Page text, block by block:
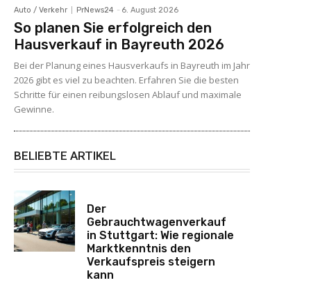
Auto / Verkehr PrNews24 - 6. August 2026
So planen Sie erfolgreich den
Hausverkauf in Bayreuth 2026
Bei der Planung eines Hausverkaufs in Bayreuth im Jahr
2026 gibt es viel zu beachten. Erfahren Sie die besten
Schritte für einen reibungslosen Ablauf und maximale
Gewinne.
BELIEBTE ARTIKEL
Der
Gebrauchtwagenverkauf
in Stuttgart: Wie regionale
Marktkenntnis den
Verkaufspreis steigern
kann